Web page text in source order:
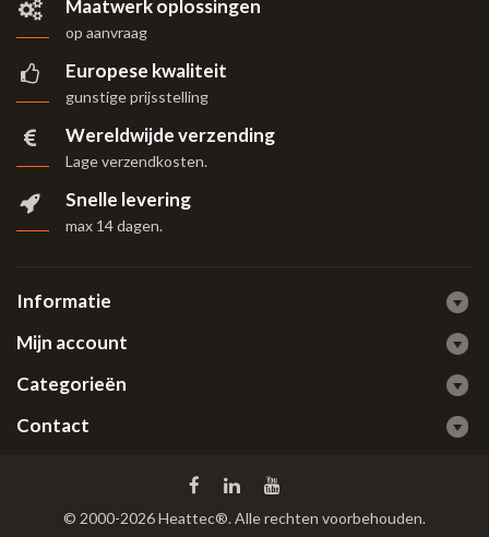
Maatwerk oplossingen
op aanvraag
Europese kwaliteit
gunstige prijsstelling
Wereldwijde verzending
Lage verzendkosten.
Snelle levering
max 14 dagen.
Informatie
Mijn account
Categorieën
Contact
© 2000-2026 Heattec®. Alle rechten voorbehouden.